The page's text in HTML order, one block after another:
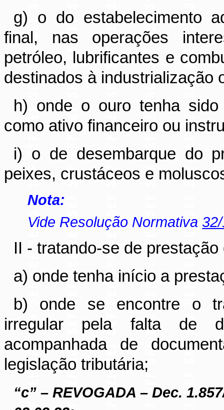
g) o do estabelecimento
final, nas operações
petróleo, lubrificantes e
destinados à industrialização
h) onde o ouro tenha sido
como ativo financeiro ou
i) o de desembarque do
peixes, crustáceos e
Nota:
Vide Resolução Normativa
II - tratando-se de
a) onde tenha início a
b) onde se encontre o
irregular pela falta de
acompanhada de
legislação tributária;
“c” – REVOGADA – Dec.